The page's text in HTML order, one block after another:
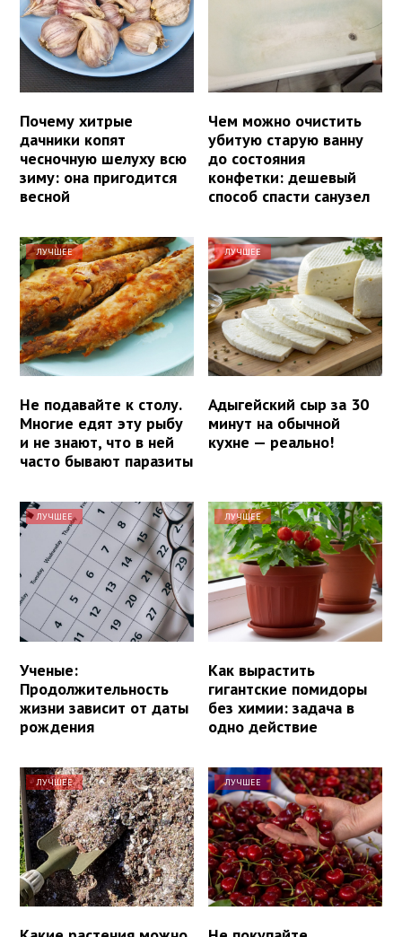
Почему хитрые
дачники копят
чесночную шелуху всю
зиму: она пригодится
весной
Чем можно очистить
убитую старую ванну
до состояния
конфетки: дешевый
способ спасти санузел
ЛУЧШЕЕ
Не подавайте к столу.
Многие едят эту рыбу
и не знают, что в ней
часто бывают паразиты
ЛУЧШЕЕ
Адыгейский сыр за 30
минут на обычной
кухне — реально!
ЛУЧШЕЕ
Ученые:
Продолжительность
жизни зависит от даты
рождения
ЛУЧШЕЕ
Как вырастить
гигантские помидоры
без химии: задача в
одно действие
ЛУЧШЕЕ ЛУЧШЕЕ